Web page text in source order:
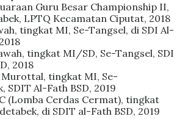
Guru Besar Championship II,
LPTQ Kecamatan Ciputat, 2018
tingkat MI, Se-Tangsel, di SDI Al-
tingkat MI/SD, Se-Tangsel, SDI
2018
tingkat MI, Se-
SDIT Al-Fath BSD, 2019
(Lomba Cerdas Cermat), tingkat
di SDIT al-Fath BSD, 2019